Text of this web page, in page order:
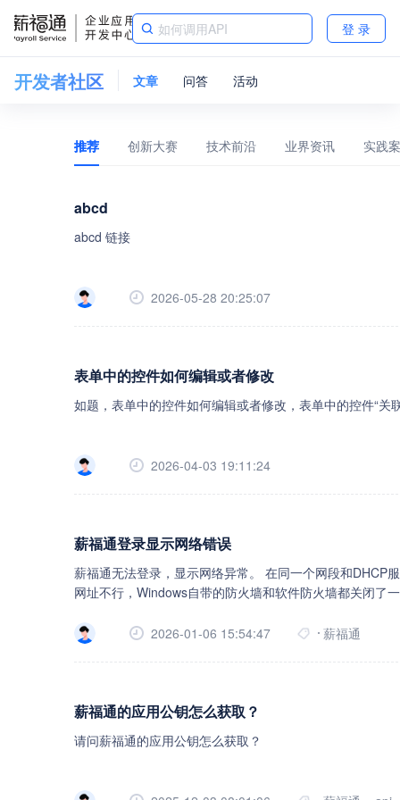
登 录
开发者社区 文章 问答 活动
推荐 创新大赛 技术前沿 业界资讯 实践
abcd
abcd 链接
2026-05-28 20:25:07
表单中的控件如何编辑或者修改
如题，表单中的控件如何编辑或者修改，表单中的控件“关
2026-04-03 19:11:24
薪福通登录显示网络错误
薪福通无法登录，显示网络异常。 在同一个网段和DHCP
网址不行，Windows自带的防火墙和软件防火墙都关闭了
2026-01-06 15:54:47
薪福通
薪福通的应用公钥怎么获取？
请问薪福通的应用公钥怎么获取？